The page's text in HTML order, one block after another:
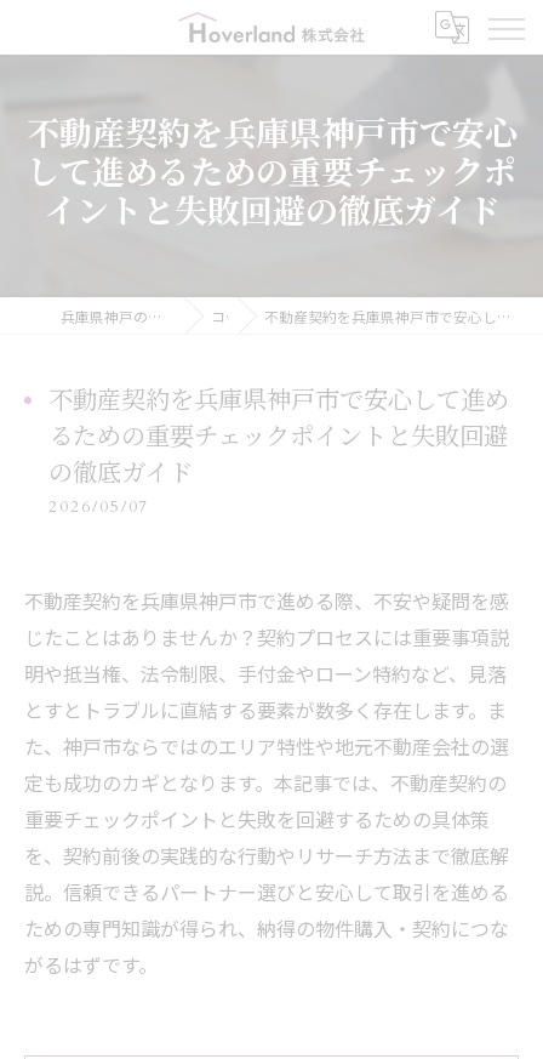
不動産契約を兵庫県神戸市で安心
して進めるための重要チェックポ
イントと失敗回避の徹底ガイド
兵庫県神戸の不動産ならHoverland株式会社 コラム 不動産契約を兵庫県神戸市で安心して進めるための重要チェックポイントと失敗回避の徹底ガイド
不動産契約を兵庫県神戸市で安心して進め
るための重要チェックポイントと失敗回避
の徹底ガイド
2026/05/07
不動産契約を兵庫県神戸市で進める際、不安や疑問を感
じたことはありませんか？契約プロセスには重要事項説
明や抵当権、法令制限、手付金やローン特約など、見落
とすとトラブルに直結する要素が数多く存在します。ま
た、神戸市ならではのエリア特性や地元不動産会社の選
定も成功のカギとなります。本記事では、不動産契約の
重要チェックポイントと失敗を回避するための具体策
を、契約前後の実践的な行動やリサーチ方法まで徹底解
説。信頼できるパートナー選びと安心して取引を進める
ための専門知識が得られ、納得の物件購入・契約につな
がるはずです。